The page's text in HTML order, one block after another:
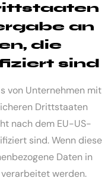
an
die
sind
von Unternehmen mit
Drittstaaten
nach dem EU-US-
sind. Wenn diese
Daten in
werden.